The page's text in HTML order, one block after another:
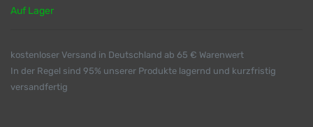
Auf Lager
kostenloser Versand in Deutschland ab 65 € Warenwert
In der Regel sind 95% unserer Produkte lagernd und kurzfristig
versandfertig